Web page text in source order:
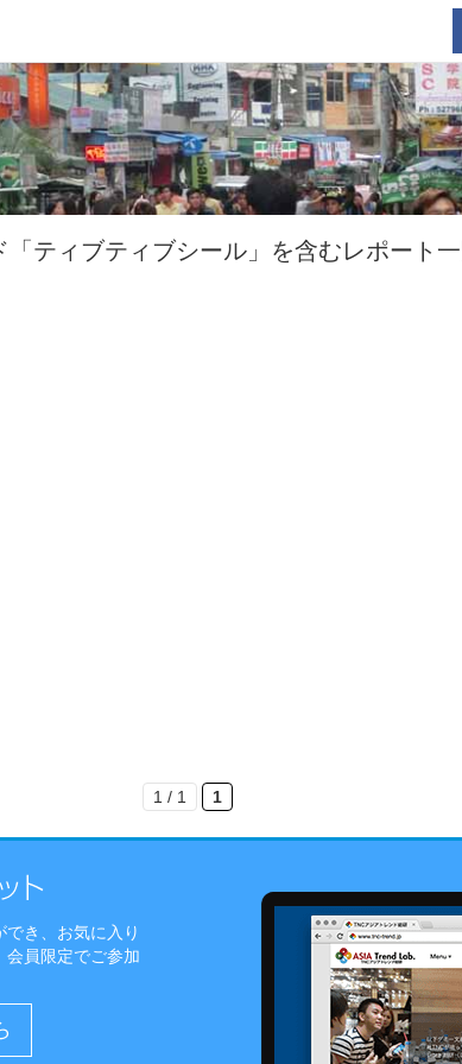
「ティブティブシール」を含むレポート
1 / 1 1
き、お気に入り
会員限定でご参加